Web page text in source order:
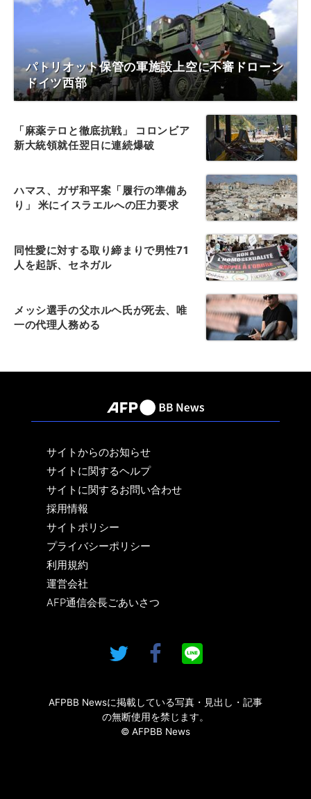
パトリオット保管の軍施設上空に不審ドローン
ドイツ西部
「麻薬テロと徹底抗戦」 コロンビア
新大統領就任翌日に連続爆破
ハマス、ガザ和平案「履行の準備あ
り」 米にイスラエルへの圧力要求
同性愛に対する取り締まりで男性71
人を起訴、セネガル
メッシ選手の父ホルヘ氏が死去、唯
一の代理人務める
サイトからのお知らせ
サイトに関するヘルプ
サイトに関するお問い合わせ
採用情報
サイトポリシー
プライバシーポリシー
利用規約
運営会社
AFP通信会長ごあいさつ
AFPBB Newsに掲載している写真・見出し・記事
の無断使用を禁じます。
© AFPBB News